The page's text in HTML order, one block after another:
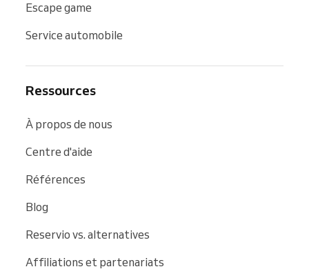
Escape game
Service automobile
Ressources
À propos de nous
Centre d'aide
Références
Blog
Reservio vs. alternatives
Affiliations et partenariats